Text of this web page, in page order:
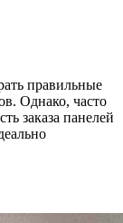
правильные
Однако, часто
заказа панелей